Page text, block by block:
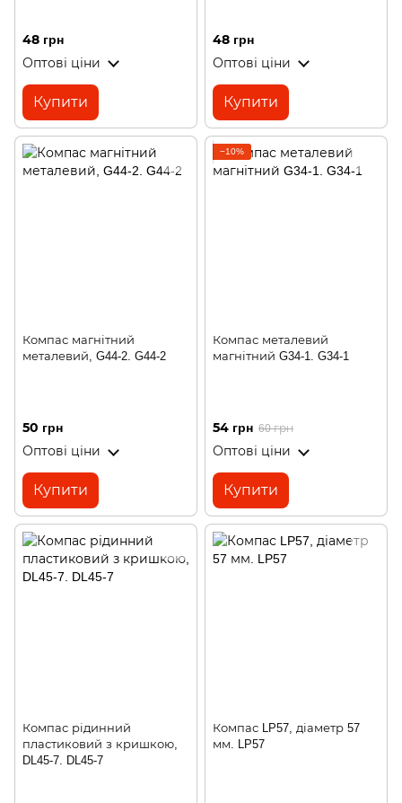
48 грн
Оптові ціни
Купити
48 грн
Оптові ціни
Купити
Компас магнітний
металевий, G44-2. G44-2
50 грн
Оптові ціни
Купити
−10%
Компас металевий
магнітний G34-1. G34-1
54 грн 60 грн
Оптові ціни
Купити
Компас рідинний
пластиковий з кришкою,
DL45-7. DL45-7
Компас LP57, діаметр 57
мм. LP57